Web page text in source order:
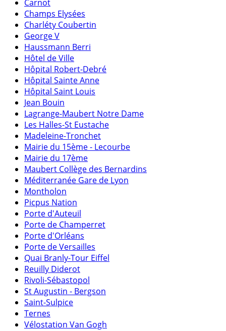
Carnot
Champs Elysées
Charléty Coubertin
George V
Haussmann Berri
Hôtel de Ville
Hôpital Robert-Debré
Hôpital Sainte Anne
Hôpital Saint Louis
Jean Bouin
Lagrange-Maubert Notre Dame
Les Halles-St Eustache
Madeleine-Tronchet
Mairie du 15ème - Lecourbe
Mairie du 17ème
Maubert Collège des Bernardins
Méditerranée Gare de Lyon
Montholon
Picpus Nation
Porte d'Auteuil
Porte de Champerret
Porte d'Orléans
Porte de Versailles
Quai Branly-Tour Eiffel
Reuilly Diderot
Rivoli-Sébastopol
St Augustin - Bergson
Saint-Sulpice
Ternes
Vélostation Van Gogh